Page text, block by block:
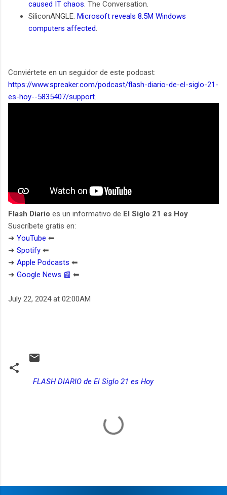
caused IT chaos. The Conversation.
SiliconANGLE. Microsoft reveals 8.5M Windows
computers affected.
Conviértete en un seguidor de este podcast:
https://www.spreaker.com/podcast/flash-diario-de-el-siglo-21-
es-hoy--5835407/support.
Flash Diario es un informativo de El Siglo 21 es Hoy
Suscríbete gratis en:
➜ YouTube ⬅︎
➜ Spotify ⬅︎
➜ Apple Podcasts ⬅︎
➜ Google News 📰 ⬅︎
July 22, 2024 at 02:00AM
FLASH DIARIO de El Siglo 21 es Hoy